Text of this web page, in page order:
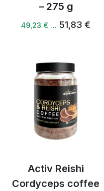
– 275 g
49,23 € … 51,83 €
Activ Reishi
Cordyceps coffee